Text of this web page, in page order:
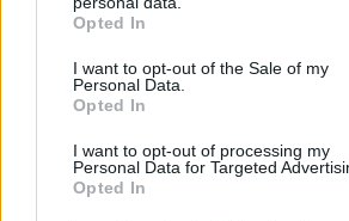
grant or deny consent to Google and its
use your data for below specified
consent section.
Opted In
I want to opt-out of the Sale of my
Personal Data.
Opted In
I want to opt-out of processing my
Personal Data for Targeted
Opted In